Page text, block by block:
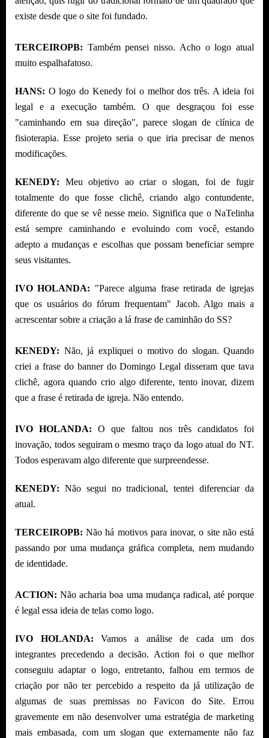
existe desde que o site foi fundado.
TERCEIROPB: Também pensei nisso. Acho o logo atual
muito espalhafatoso.
HANS: O logo do Kenedy foi o melhor dos três. A ideia foi
legal e a execução também. O que desgraçou foi esse
"caminhando em sua direção", parece slogan de clínica de
fisioterapia. Esse projeto seria o que iria precisar de menos
modificações.
KENEDY: Meu objetivo ao criar o slogan, foi de fugir
totalmente do que fosse clichê, criando algo contundente,
diferente do que se vê nesse meio. Significa que o NaTelinha
está sempre caminhando e evoluindo com você, estando
adepto a mudanças e escolhas que possam beneficiar sempre
seus visitantes.
IVO HOLANDA: "Parece alguma frase retirada de igrejas
que os usuários do fórum frequentam" Jacob. Algo mais a
acrescentar sobre a criação a lá frase de caminhão do SS?
KENEDY: Não, já expliquei o motivo do slogan. Quando
criei a frase do banner do Domingo Legal disseram que tava
clichê, agora quando crio algo diferente, tento inovar, dizem
que a frase é retirada de igreja. Não entendo.
IVO HOLANDA: O que faltou nos três candidatos foi
inovação, todos seguiram o mesmo traço da logo atual do NT.
Todos esperavam algo diferente que surpreendesse.
KENEDY: Não segui no tradicional, tentei diferenciar da
atual.
TERCEIROPB: Não há motivos para inovar, o site não está
passando por uma mudança gráfica completa, nem mudando
de identidade.
ACTION: Não acharia boa uma mudança radical, até porque
é legal essa ideia de telas como logo.
IVO HOLANDA: Vamos a análise de cada um dos
integrantes precedendo a decisão. Action foi o que melhor
conseguiu adaptar o logo, entretanto, falhou em termos de
criação por não ter percebido a respeito da já utilização de
algumas de suas premissas no Favicon do Site. Errou
gravemente em não desenvolver uma estratégia de marketing
mais embasada, com um slogan que externamente não faz